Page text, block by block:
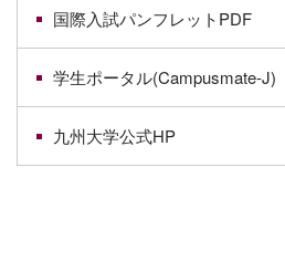
国際入試パンフレットPDF
学生ポータル(Campusmate-J)
九州大学公式HP